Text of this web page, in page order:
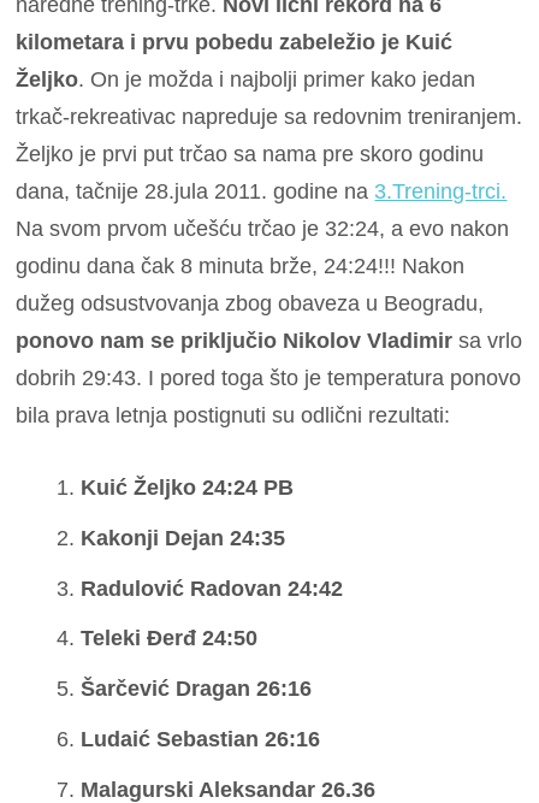
kilometara i prvu pobedu zabeležio je Kuić
Željko. On je možda i najbolji primer kako jedan
trkač-rekreativac napreduje sa redovnim treniranjem.
Željko je prvi put trčao sa nama pre skoro godinu
dana, tačnije 28.jula 2011. godine na 3.Trening-trci.
Na svom prvom učešću trčao je 32:24, a evo nakon
godinu dana čak 8 minuta brže, 24:24!!! Nakon
dužeg odsustvovanja zbog obaveza u Beogradu,
ponovo nam se priključio Nikolov Vladimir sa vrlo
dobrih 29:43. I pored toga što je temperatura ponovo
bila prava letnja postignuti su odlični rezultati:
Kuić Željko 24:24 PB
Kakonji Dejan 24:35
Radulović Radovan 24:42
Teleki Đerđ 24:50
Šarčević Dragan 26:16
Ludaić Sebastian 26:16
Malagurski Aleksandar 26.36